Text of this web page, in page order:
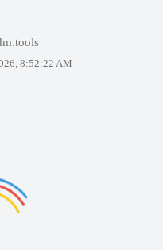
8:52:22 AM